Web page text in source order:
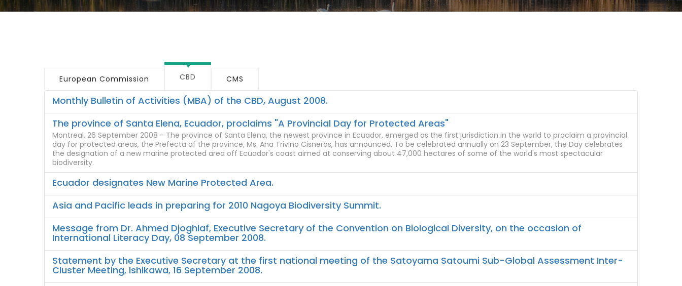
European Commission CBD CMS
Monthly Bulletin of Activities (MBA) of the CBD, August 2008.
The province of Santa Elena, Ecuador, proclaims "A Provincial Day for Protected Areas"
Montreal, 26 September 2008 - The province of Santa Elena, the newest province in Ecuador, emerged as the first jurisdiction in the world to proclaim a provincial
day for protected areas, the Prefecta of the province, Ms. Ana Triviño Cisneros, has announced. To be celebrated annually on 23 September, the Day celebrates
the designation of a new marine protected area off Ecuador's coast aimed at conserving about 47,000 hectares of some of the world's most spectacular
biodiversity.
Ecuador designates New Marine Protected Area.
Asia and Pacific leads in preparing for 2010 Nagoya Biodiversity Summit.
Message from Dr. Ahmed Djoghlaf, Executive Secretary of the Convention on Biological Diversity, on the occasion of
International Literacy Day, 08 September 2008.
Statement by the Executive Secretary at the first national meeting of the Satoyama Satoumi Sub-Global Assessment Inter-
Cluster Meeting, Ishikawa, 16 September 2008.